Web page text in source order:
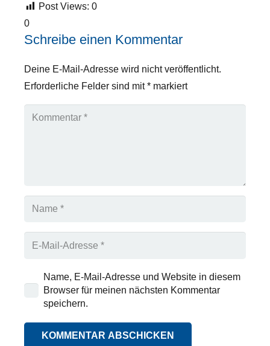
Post Views: 0
0
Schreibe einen Kommentar
Deine E-Mail-Adresse wird nicht veröffentlicht.
Erforderliche Felder sind mit* markiert
Name, E-Mail-Adresse und Website in diesem
Browser für meinen nächsten Kommentar
speichern.
KOMMENTAR ABSCHICKEN